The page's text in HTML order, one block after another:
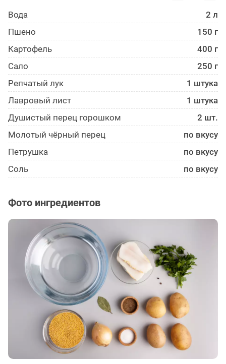
Вода
2 л
Пшено
150 г
Картофель
400 г
Сало
250 г
Репчатый лук
1 штука
Лавровый лист
1 штука
Душистый перец горошком
2 шт.
Молотый чёрный перец
по вкусу
Петрушка
по вкусу
Соль
по вкусу
Фото ингредиентов